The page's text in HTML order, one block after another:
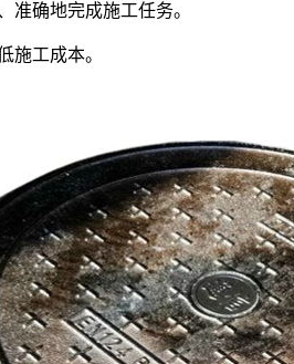
准确地完成施工任务。
施工成本。